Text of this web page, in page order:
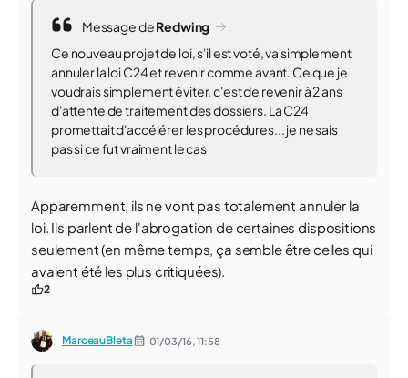
Message deRedwing
Ce nouveau projet de loi, s'il est voté, va simplement
annuler la loi C24 et revenir comme avant. Ce que je
voudrais simplement éviter, c'est de revenir à 2 ans
d'attente de traitement des dossiers. La C24
promettait d'accélérer les procédures... je ne sais
pas si ce fut vraiment le cas
Apparemment, ils ne vont pas totalement annuler la
loi. Ils parlent de l'abrogation de certaines dispositions
seulement (en même temps, ça semble être celles qui
avaient été les plus critiquées).
2
MarceauBleta 01/03/16,11:58